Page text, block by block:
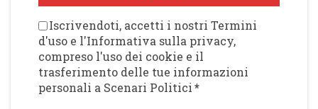
Iscrivendoti, accetti i nostri Termini
d'uso e l'Informativa sulla privacy,
compreso l'uso dei cookie e il
trasferimento delle tue informazioni
personali a Scenari Politici*